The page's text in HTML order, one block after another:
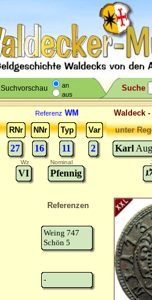
Suchvorschau
an
aus
Suche
Referenz WM
RNr
NNr Typ Var
27 16 11 2
unter
Karl
Wz Nominal
VI Pfennig
Referenzen
Weing 747
Schön 5
-